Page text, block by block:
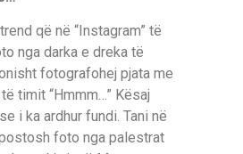
që në “Instagram” të
nga darka e dreka të
fotografohej pjata me
timit “Hmmm…” Kësaj
i ka ardhur fundi. Tani në
foto nga palestrat